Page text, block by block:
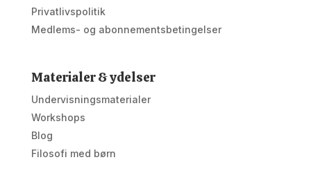
Privatlivspolitik
Medlems- og abonnementsbetingelser
Materialer & ydelser
Undervisningsmaterialer
Workshops
Blog
Filosofi med børn